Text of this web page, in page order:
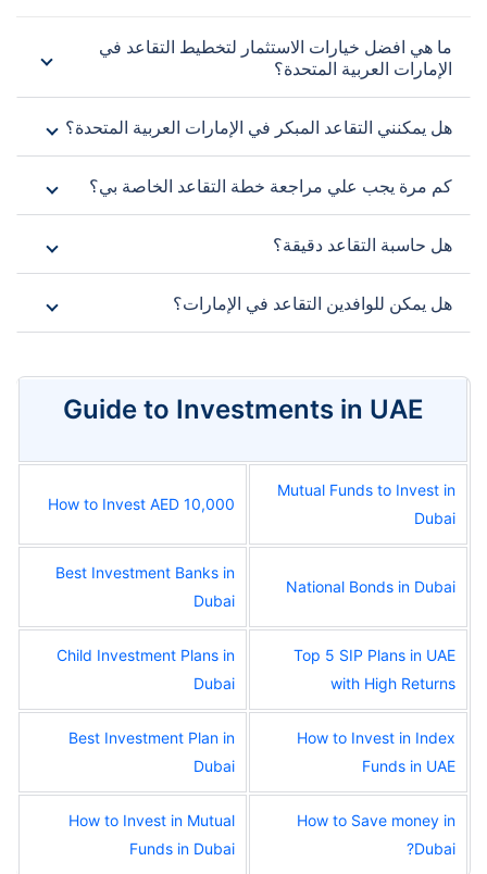
ما هي افضل خيارات الاستثمار لتخطيط التقاعد في
الإمارات العربية المتحدة؟
هل يمكنني التقاعد المبكر في الإمارات العربية المتحدة؟
كم مرة يجب علي مراجعة خطة التقاعد الخاصة بي؟
هل حاسبة التقاعد دقيقة؟
هل يمكن للوافدين التقاعد في الإمارات؟
Guide to Investments in UAE
Mutual Funds to Invest in
Dubai
How to Invest AED 10,000
National Bonds in Dubai
Best Investment Banks in
Dubai
Top 5 SIP Plans in UAE
with High Returns
Child Investment Plans in
Dubai
How to Invest in Index
Funds in UAE
Best Investment Plan in
Dubai
How to Save money in
Dubai?
How to Invest in Mutual
Funds in Dubai